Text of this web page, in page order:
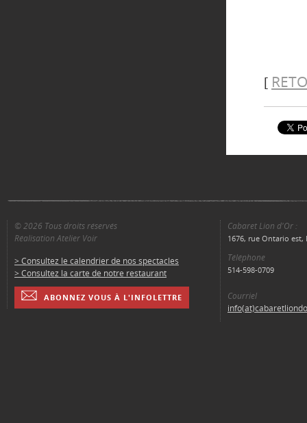
[
© 2026 Tous droits réservés
Réalisation Atelier Voir
> Consultez le calendrier de nos spectacles
> Consultez la carte de notre restaurant
ABONNEZ VOUS À L'INFOLETTRE
Cabaret Lion d'Or :
1676, rue Ontario est,
Téléphone
514-598-0709
Courriel